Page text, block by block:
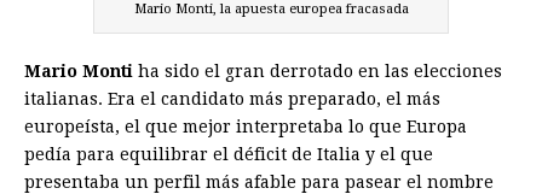
Mario Monti, la apuesta europea fracasada
Mario Monti ha sido el gran derrotado en las elecciones
italianas. Era el candidato más preparado, el más
europeísta, el que mejor interpretaba lo que Europa
pedía para equilibrar el déficit de Italia y el que
presentaba un perfil más afable para pasear el nombre